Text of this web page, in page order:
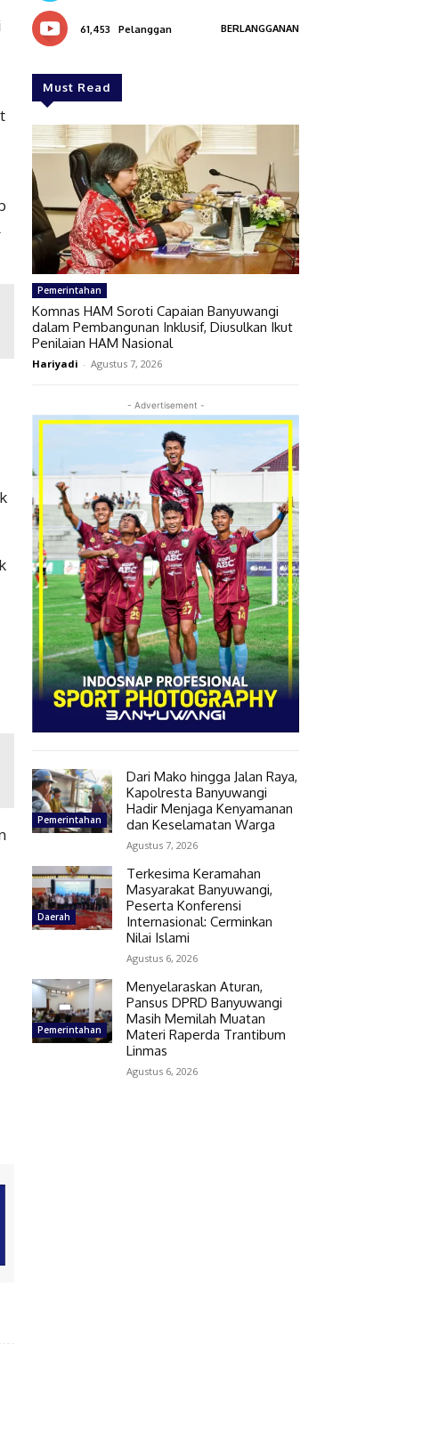
61,453 Pelanggan BERLANGGANAN
Must Read
Pemerintahan
Komnas HAM Soroti Capaian Banyuwangi
dalam Pembangunan Inklusif, Diusulkan Ikut
Penilaian HAM Nasional
Hariyadi - Agustus 7, 2026
- Advertisement -
Pemerintahan
Dari Mako hingga Jalan Raya,
Kapolresta Banyuwangi
Hadir Menjaga Kenyamanan
dan Keselamatan Warga
Agustus 7, 2026
Daerah
Terkesima Keramahan
Masyarakat Banyuwangi,
Peserta Konferensi
Internasional: Cerminkan
Nilai Islami
Agustus 6, 2026
Pemerintahan
Menyelaraskan Aturan,
Pansus DPRD Banyuwangi
Masih Memilah Muatan
Materi Raperda Trantibum
Linmas
Agustus 6, 2026